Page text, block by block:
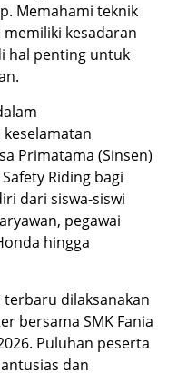
Memahami teknik
kesadaran
hal penting untuk
Primatama (Sinsen)
Riding bagi
dari siswa-siswi
pegawai
hingga
terbaru dilaksanakan
bersama SMK Fania
Puluhan peserta
dan